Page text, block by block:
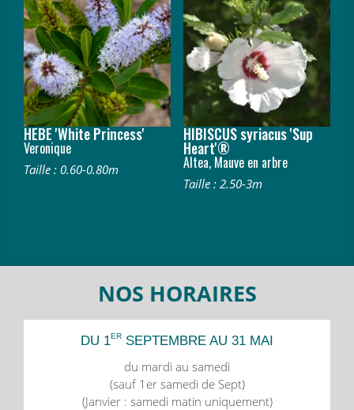
HEBE 'White Princess'
Veronique
Taille : 0.60-0.80m
HIBISCUS syriacus 'Sup
Heart'®
Altea, Mauve en arbre
Taille : 2.50-3m
NOS HORAIRES
DU 1ER SEPTEMBRE AU 31 MAI
du mardi au samedi
(sauf 1er samedi de Sept)
(Janvier : samedi matin uniquement)